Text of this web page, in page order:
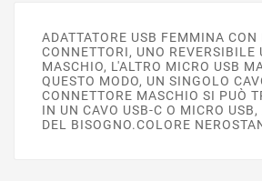
ADATTATORE USB FEMMINA CON
CONNETTORI, UNO REVERSIBILE
MASCHIO, L'ALTRO MICRO USB
QUESTO MODO, UN SINGOLO
CONNETTORE MASCHIO SI PUÒ
IN UN CAVO USB-C O MICRO USB,
DEL BISOGNO.COLORE